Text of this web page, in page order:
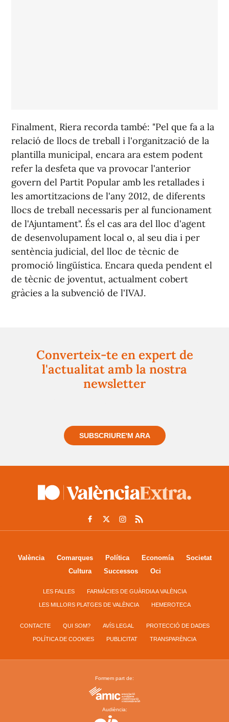
Finalment, Riera recorda també: "Pel que fa a la
relació de llocs de treball i l'organització de la
plantilla municipal, encara ara estem podent
refer la desfeta que va provocar l'anterior
govern del Partit Popular amb les retallades i
les amortitzacions de l'any 2012, de diferents
llocs de treball necessaris per al funcionament
de l'Ajuntament". És el cas ara del lloc d'agent
de desenvolupament local o, al seu dia i per
sentència judicial, del lloc de tècnic de
promoció lingüística. Encara queda pendent el
de tècnic de joventut, actualment cobert
gràcies a la subvenció de l'IVAJ.
Converteix-te en expert de
l'actualitat amb la nostra
newsletter
SUBSCRIURE'M ARA
València Comarques Política Economía
Societat
Cultura
Successos Oci
LES FALLES FARMÀCIES DE GUÀRDIA A VALÈNCIA
LES MILLORS PLATGES DE VALÈNCIA HEMEROTECA
CONTACTE QUI SOM? AVÍS LEGAL PROTECCIÓ DE DADES
POLÍTICA DE COOKIES PUBLICITAT TRANSPARÈNCIA
Formem part de:
Audiència: